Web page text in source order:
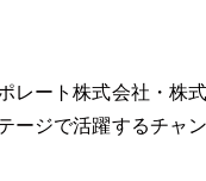
ート株式会社・株
ジで活躍するチャ